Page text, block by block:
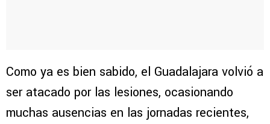
Como ya es bien sabido, el Guadalajara volvió a
ser atacado por las lesiones, ocasionando
muchas ausencias en las jornadas recientes,